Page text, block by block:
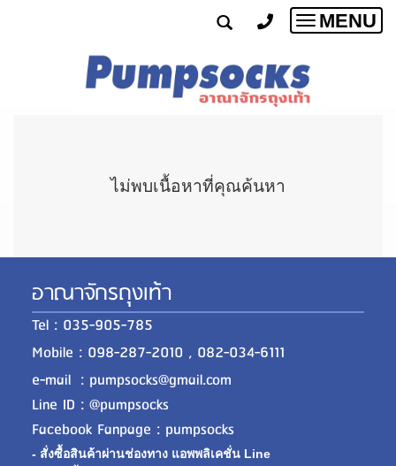
Toggle
MENU
ไม่พบเนื้อหาที่คุณค้นหา
อาณาจักรถุงเท้า
Tel : 035-905-785
Mobile : 098-287-2010 , 082-034-6111
e-mail : pumpsocks@gmail.com
Line ID : @pumpsocks
Facebook Fanpage : pumpsocks
- สั่งซื้อสินค้าผ่านช่องทาง แอพพลิเคชั่น Line